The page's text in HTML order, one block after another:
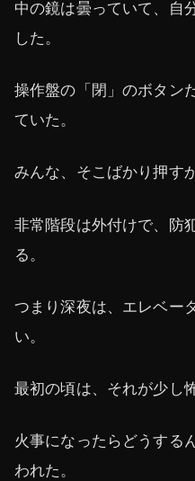
中の鏡は曇っていて、自
した。
操作盤の「閉」のボタン
ていた。
みんな、そこばかり押す
非常階段は外付けで、防
る。
つまり深夜は、エレベー
い。
最初の頃は、それが少し
火事になったらどうする
われた。